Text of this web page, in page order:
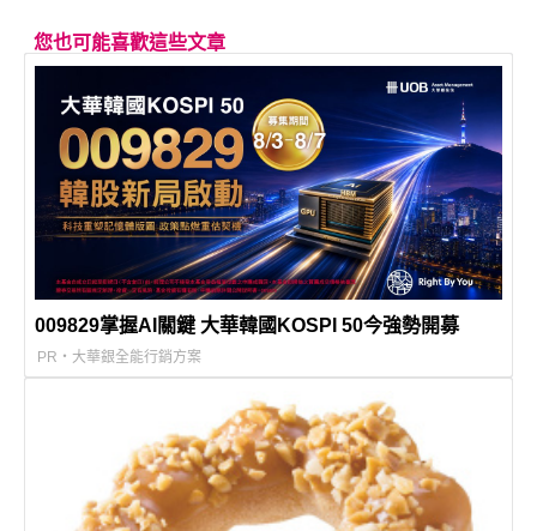
您也可能喜歡這些文章
009829掌握AI關鍵 大華韓國KOSPI 50今強勢開募
PR・大華銀全能行銷方案